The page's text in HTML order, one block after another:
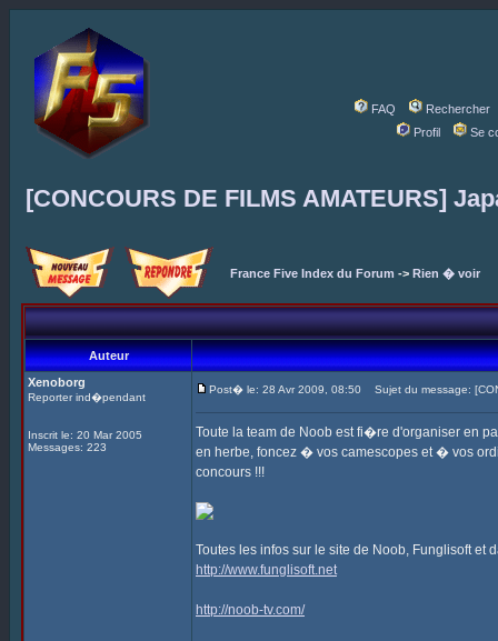
FAQ
Rechercher
Profil
Se
[CONCOURS DE FILMS AMATEURS]
France Five Index du Forum -> Rien � voir
Auteur
Xenoborg
Reporter ind�pendant
Inscrit le: 20 Mar 2005
Messages: 223
Post� le: 28 Avr 2009, 08:50 Sujet du message:
Toute la team de Noob est fi�re d'organiser en
en herbe, foncez � vos camescopes et � vos
concours !!!
Toutes les infos sur le site de Noob, Funglisoft et
http://www.funglisoft.net
http://noob-tv.com/